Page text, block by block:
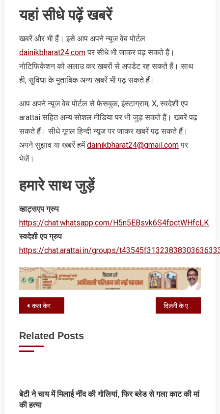
यहां सीधे पढ़ें खबरें
खबरें और भी हैं। इसे आप अपने न्‍यूज वेब पोर्टल
dainikbharat24.comपर सीधे भी जाकर पढ़ सकते हैं।
नोटिफिकेशन को अलाउ कर खबरों से अपडेट रह सकते हैं। साथ
ही, सुविधा के मुताबिक अन्‍य खबरें भी पढ़ सकते हैं।
आप अपने न्‍यूज वेब पोर्टल से फेसबुक, इंस्‍टाग्राम, X, स्‍वदेशी एप
arattai सहित अन्‍य सोशल मीडिया पर भी जुड़ सकते हैं। खबरें पढ़
सकते हैं। सीधे गूगल हिन्‍दी न्‍यूज पर जाकर खबरें पढ़ सकते हैं।
अपने सुझाव या खबरें हमेंdainikbharat24@gmail.comपर
भेजें।
हमारे साथ जुड़ें
व्‍हाट्सएप ग्रुप
https://chat.whatsapp.com/H5n5EBsvk6S4fpctWHfcLK
स्‍वदेशी एप ग्रुप
https://chat.arattai.in/groups/
Post
कल केरल में दस्‍तक देगा मॉनसून, इन राज्यों में भारी बारिश और आंधी-तूफान का अलर्ट दिल्ली के एक रेस्टोरेंट में आग लगने से 21 लोगों की मौत
Related Posts
बेटी ने चाय में मिलाई नींद की गोलियां, फिर ब्लेड से गला काट की मां
की हत्या